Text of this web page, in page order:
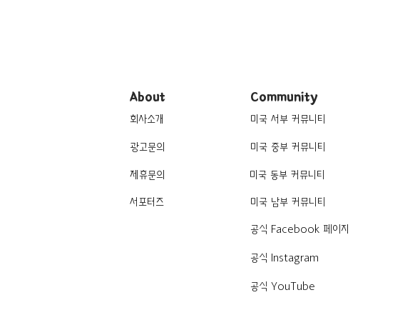
About
회사소개
광고문의
제휴문의
서포터즈
Community
미국 서부 커뮤니티
미국 중부 커뮤니티
미국 동부 커뮤니티
미국 남부 커뮤니티
공식 Facebook 페이지
공식 Instagram
공식 YouTube